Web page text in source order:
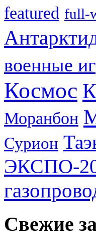
featured full-
военные
Космос
Моранбон
Сурион
ЭКСПО-
Свежие